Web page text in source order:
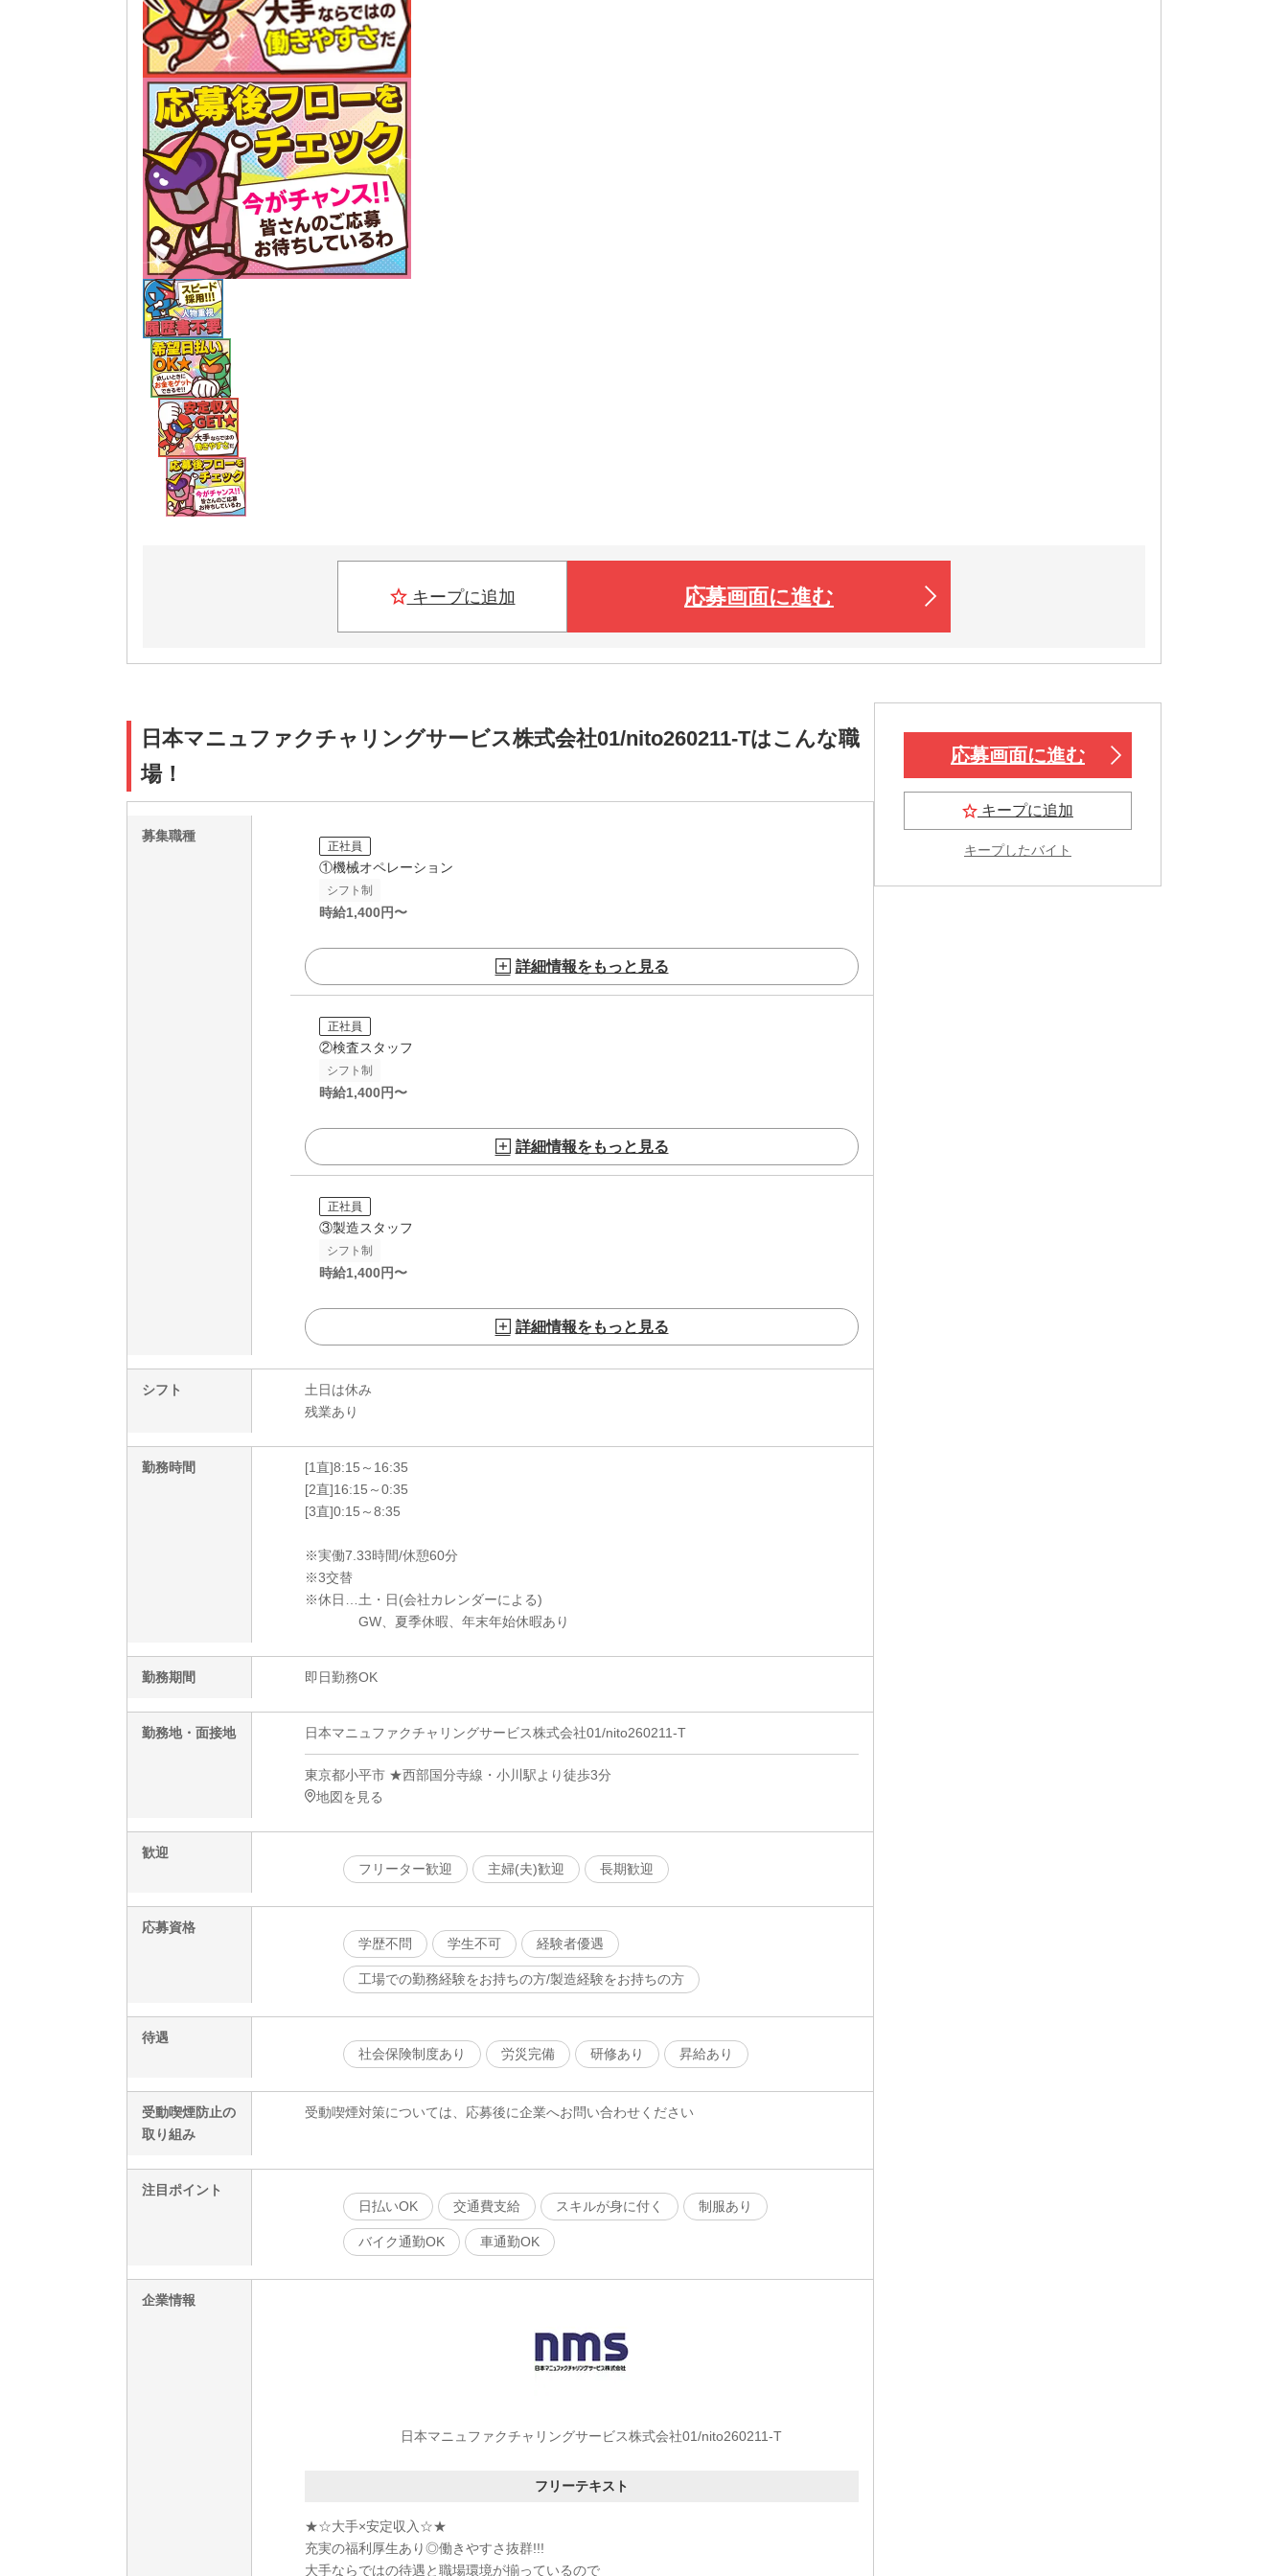
キープに追加 応募画面に進む
日本マニュファクチャリングサービス株式会社01/nito260211-Tはこんな職
場！
募集職種
正社員
①機械オペレーション
シフト制
時給1,400円〜
詳細情報をもっと見る
正社員
②検査スタッフ
シフト制
時給1,400円〜
詳細情報をもっと見る
正社員
③製造スタッフ
シフト制
時給1,400円〜
詳細情報をもっと見る
シフト
土日は休み
残業あり
勤務時間
[1直]8:15～16:35
[2直]16:15～0:35
[3直]0:15～8:35
※実働7.33時間/休憩60分
※3交替
※休日…土・日(会社カレンダーによる)
GW、夏季休暇、年末年始休暇あり
勤務期間 即日勤務OK
勤務地・面接地 日本マニュファクチャリングサービス株式会社01/nito260211-T
東京都小平市 ★西部国分寺線・小川駅より徒歩3分
地図を見る
歓迎
フリーター歓迎
主婦(夫)歓迎 長期歓迎
応募資格
学歴不問
学生不可 経験者優遇
工場での勤務経験をお持ちの方/製造経験をお持ちの方
待遇
社会保険制度あり
労災完備 研修あり 昇給あり
受動喫煙防止の
取り組み
受動喫煙対策については、応募後に企業へお問い合わせください
注目ポイント
日払いOK
交通費支給 スキルが身に付く 制服あり
バイク通勤OK 車通勤OK
企業情報
日本マニュファクチャリングサービス株式会社01/nito260211-T
フリーテキスト
★☆大手×安定収入☆★
充実の福利厚生あり◎働きやすさ抜群!!!
大手ならではの待遇と職場環境が揃っているので
応募画面に進む
キープに追加
キープしたバイト